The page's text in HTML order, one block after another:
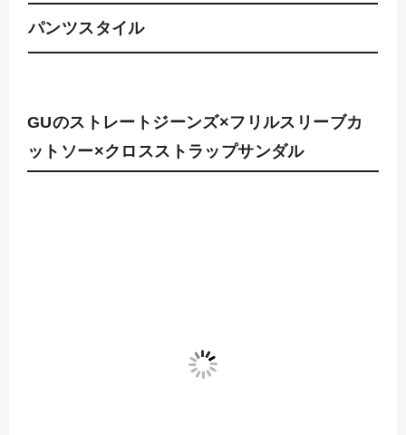
パンツスタイル
GUのストレートジーンズ×フリルスリーブカ
ットソー×クロスストラップサンダル